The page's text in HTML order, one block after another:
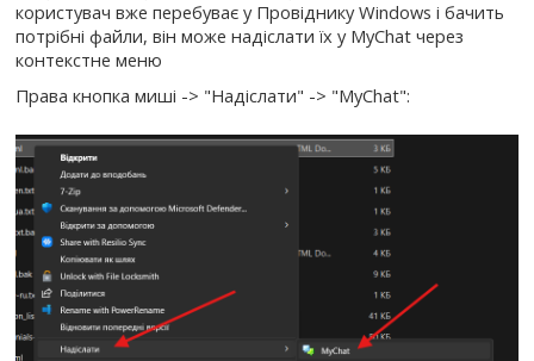
користувач вже перебуває у Провіднику Windows і бачить
потрібні файли, він може надіслати їх у MyChat через
контекстне меню
Права кнопка миші -> "Надіслати" -> "MyChat":